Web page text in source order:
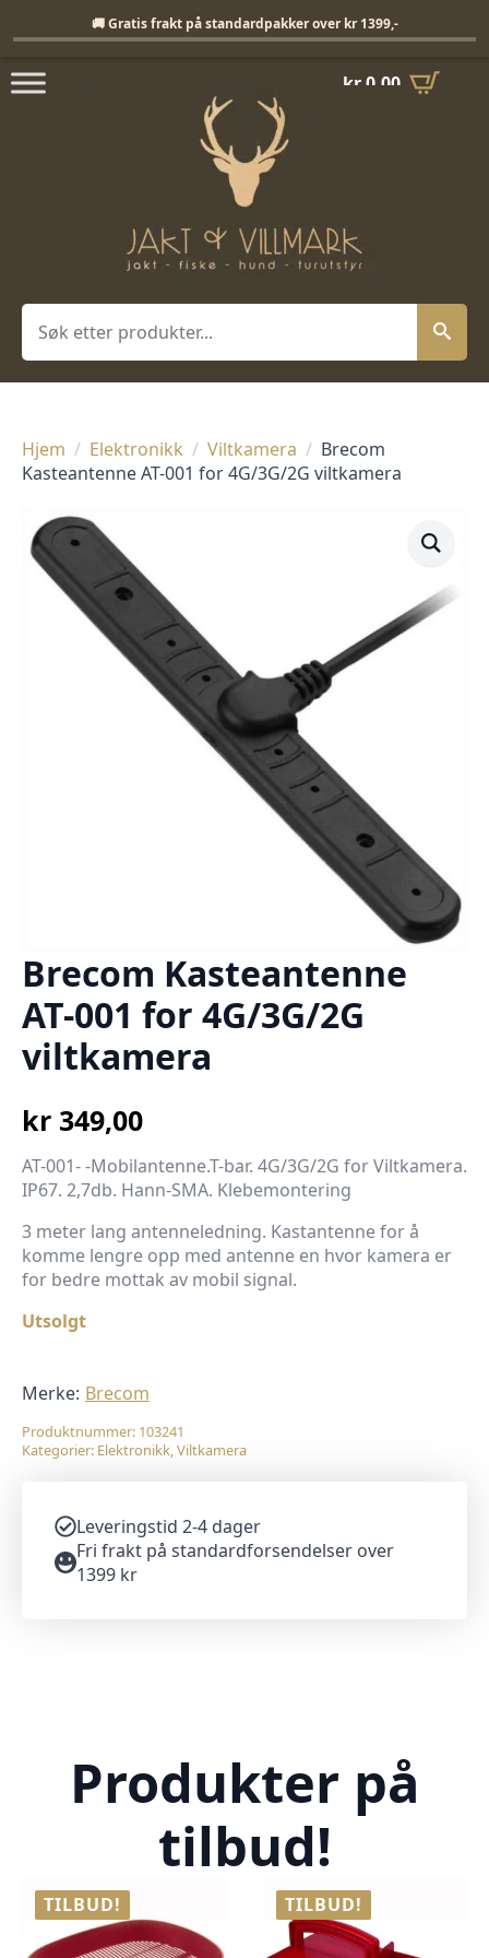
kr0,00
Søk
Hjem Elektronikk Viltkamera
Brecom
Kasteantenne AT-001 for 4G/3G/2G viltkamera
Brecom Kasteantenne
AT-001 for 4G/3G/2G
viltkamera
kr 349,00
AT-001- -Mobilantenne.T-bar. 4G/3G/2G for Viltkamera.
IP67. 2,7db. Hann-SMA. Klebemontering
3 meter lang antenneledning. Kastantenne for å
komme lengre opp med antenne en hvor kamera er
for bedre mottak av mobil signal.
Utsolgt
Merke: Brecom
Produktnummer: 103241
Kategorier: Elektronikk,Viltkamera
Leveringstid 2-4 dager
Fri frakt på standardforsendelser over
1399 kr
Produkter på
tilbud!
TILBUD! TILBUD!
🚚 Gratis frakt på standardpakker over kr 1399,-